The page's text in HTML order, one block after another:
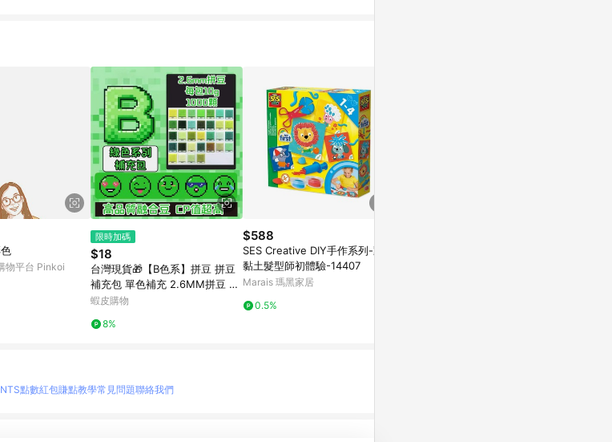
物平台 Pinkoi
限時加碼
$18
台灣現貨🎁【B色系】拼豆 拼豆
補充包 單色補充 2.6MM拼豆 拼
豆工具 拼豆材料包 拼豆豆 MAR
蝦皮購物
8%
$588
SES Creative DIY手作系列-動物
黏土髮型師初體驗-14407
Marais 瑪黑家居
0.5%
點數紅包賺點教學常見問題聯絡我們